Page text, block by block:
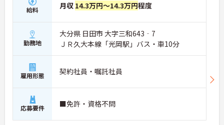
給料 月収 14.3万円～14.3万円程度
勤務地
大分県 日田市 大字三和643‐7
ＪＲ久大本線「光岡駅」バス・車10分
雇用形態 契約社員・嘱託社員
応募要件 ■免許・資格不問